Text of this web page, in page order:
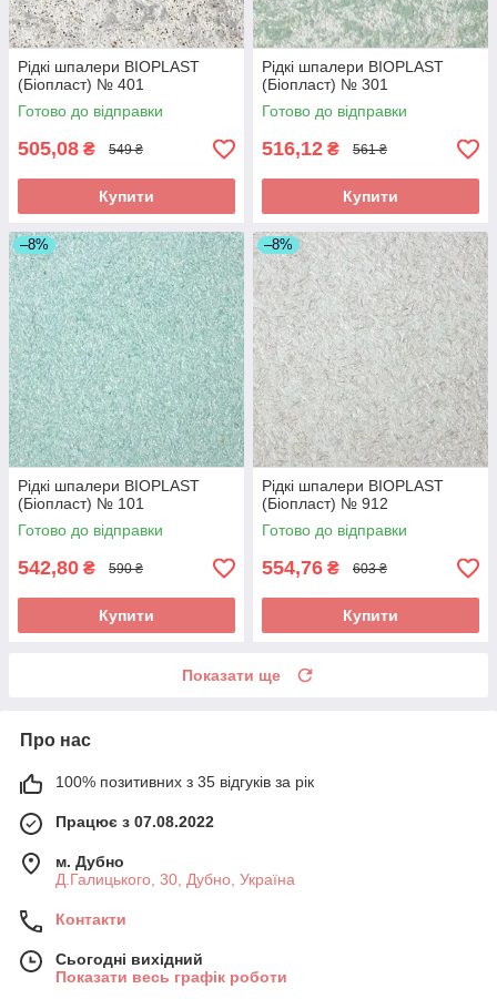
Рідкі шпалери BIOPLAST
(Біопласт) № 401
Готово до відправки
505,08 ₴ 549 ₴
Купити
Рідкі шпалери BIOPLAST
(Біопласт) № 301
Готово до відправки
516,12 ₴ 561 ₴
Купити
–8%
Рідкі шпалери BIOPLAST
(Біопласт) № 101
Готово до відправки
542,80 ₴ 590 ₴
Купити
–8%
Рідкі шпалери BIOPLAST
(Біопласт) № 912
Готово до відправки
554,76 ₴ 603 ₴
Купити
Показати ще
Про нас
100% позитивних з 35 відгуків за рік
Працює з 07.08.2022
м. Дубно
Д.Галицького, 30, Дубно, Україна
Контакти
Сьогодні вихідний
Показати весь графік роботи